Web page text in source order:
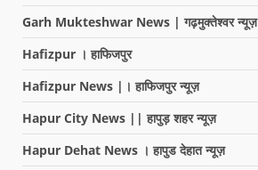
Garh Mukteshwar News | गढ़मुक्तेश्वर न्यूज़
Hafizpur । हाफिजपुर
Hafizpur News |। हाफिजपुर न्यूज़
Hapur City News || हापुड़ शहर न्यूज़
Hapur Dehat News । हापुड देहात न्यूज़